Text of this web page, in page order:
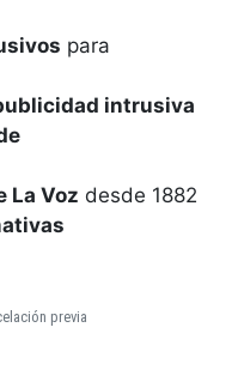
para
intrusiva
La Voz desde 1882
previa